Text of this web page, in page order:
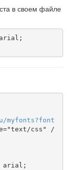
в своем файле
/myfonts?font
css" /
arial;